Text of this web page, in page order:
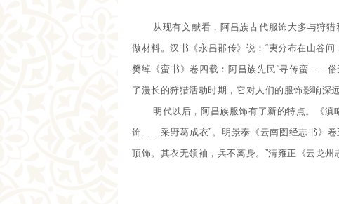
从现有文献看，阿昌族古代服饰大多与狩
做材料。汉书《永昌郡传》说：“夷分布在山谷
樊绰《蛮书》卷四载：阿昌族先民“寻传蛮……
了漫长的狩猎活动时期，它对人们的服饰影响深远
明代以后，阿昌族服饰有了新的特点。《滇
饰……采野葛成衣”。明景泰《云南图经志书》
顶饰。其衣无领袖，兵不离身。”清雍正《云龙